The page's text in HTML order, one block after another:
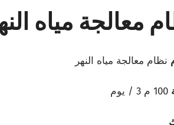
معالجة مياه النهر
نظام معالجة مياه النهر